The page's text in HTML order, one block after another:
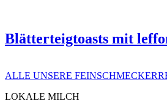
Blätterteigtoasts mit
ALLE UNSERE
LOKALE MILCH